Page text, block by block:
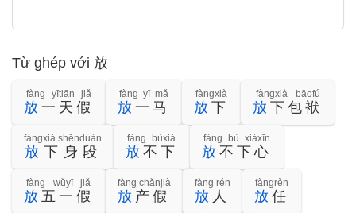
Từ ghép với 放
放 一天假
fàng yītiān jiǎ
放 一马
fàng yī mǎ
放 下
fàngxià
放 下包袱
fàngxià bāofú
放下身段
fàngxià shēnduàn
放 不下
fàng bùxià
放 不下心
fàng bù xiàxīn
放 五一假
fàng wǔyī jiǎ
放 产假
fàng chǎnjià
放 人
fàng rén
放 任
fàngrèn